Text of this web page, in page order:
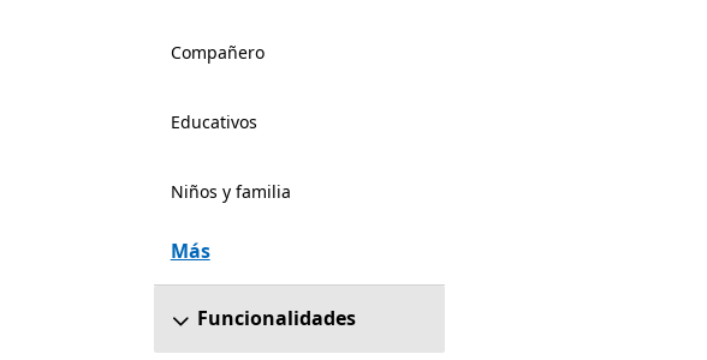
Compañero
Educativos
Niños y familia
Más
Funcionalidades